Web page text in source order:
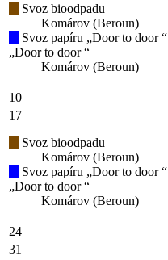
Svoz bioodpadu
Komárov (Beroun)
Svoz papíru „Door to door “
„Door to door “
Komárov (Beroun)
10
17
Svoz bioodpadu
Komárov (Beroun)
Svoz papíru „Door to door “
„Door to door “
Komárov (Beroun)
24
31